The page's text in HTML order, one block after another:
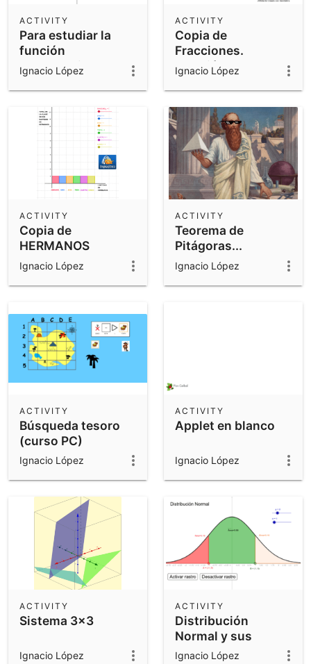
Para estudiar la
función
exponencial
ACTIVITY
Ignacio López
Copia de
Fracciones.
Relación parte-
todo
ACTIVITY
Ignacio López
Copia de
HERMANOS
ACTIVITY
Ignacio López
Teorema de
Pitágoras...
¿aplicable a
triángulos no
rectángulos?
ACTIVITY
Ignacio López
Búsqueda tesoro
(curso PC)
ACTIVITY
Ignacio López
Applet en blanco
ACTIVITY
Ignacio López
Sistema 3x3
ACTIVITY
Ignacio López
Distribución
Normal y sus
parámetros
ACTIVITY
Ignacio López